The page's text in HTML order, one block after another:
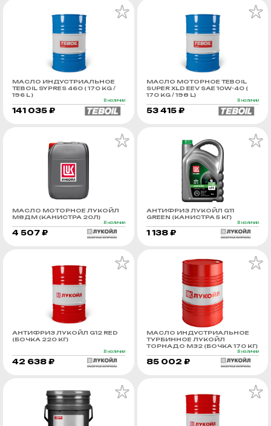
МАСЛО ИНДУСТРИАЛЬНОЕ
TEBOIL SYPRES 460 ( 170 KG /
196 L )
В наличии
141 035 ₽
МАСЛО МОТОРНОЕ TEBOIL
SUPER XLD EEV SAE 10W-40 (
170 KG / 198 L)
В наличии
53 415 ₽
МАСЛО МОТОРНОЕ ЛУКОЙЛ
М8ДМ (КАНИСТРА 20Л)
В наличии
4 507 ₽
АНТИФРИЗ ЛУКОЙЛ G11
GREEN (КАНИСТРА 5 КГ)
В наличии
1 138 ₽
АНТИФРИЗ ЛУКОЙЛ G12 RED
(БОЧКА 220 КГ)
В наличии
42 638 ₽
МАСЛО ИНДУСТРИАЛЬНОЕ
ТУРБИННОЕ ЛУКОЙЛ
ТОРНАДО М32 (БОЧКА 170 КГ)
В наличии
85 002 ₽